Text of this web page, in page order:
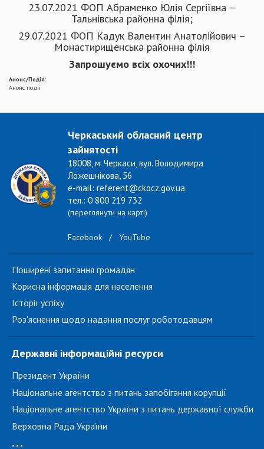
23.07.2021 ФОП Абраменко Юлія Сергіївна –
Тальнівська районна філія;
29.07.2021 ФОП Кадук Валентин Анатолійович –
Монастирищенська районна філія
Запрошуємо всіх охочих!!!
Анонс/Подія:
Анонс події
Черкаський обласний центр
зайнятості
18008, м. Черкаси, вул. Володимира
Ложешнікова, 56
e-mail: referent@ckocz.gov.ua
тел.: 0 800 219 732
(переглянути на карті)
Facebook / YouTube
Поширені запитання громадян
Корисна інформація для населення
Історії успіху
Роз'яснення щодо надання послуг роботодавцям
Державні інформаційні ресурси
Президент України
Національне агентство з питань запобігання корупції
Національне агентство України з питань державної служби
Верховна Рада України
...